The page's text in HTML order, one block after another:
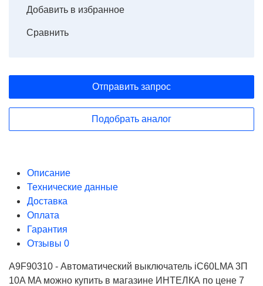
Добавить в избранное
Сравнить
Отправить запрос
Подобрать аналог
Описание
Технические данные
Доставка
Оплата
Гарантия
Отзывы 0
A9F90310 - Автоматический выключатель iC60LMA 3П
10A MA можно купить в магазине ИНТЕЛКА по цене 7